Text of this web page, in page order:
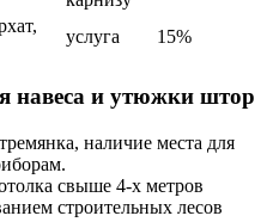
услуга 15%
навеса и утюжки штор
наличие места для
свыше 4-х метров
строительных лесов